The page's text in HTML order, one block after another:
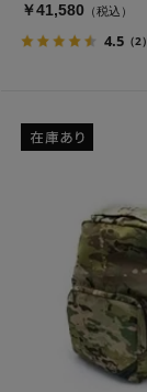
￥41,580 （税込）
4.5 （2）